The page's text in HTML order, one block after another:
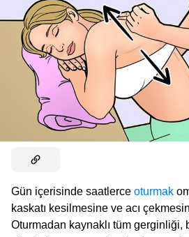
Gün içerisinde saatlerce oturmak
kaskatı kesilmesine ve acı
Oturmadan kaynaklı tüm gerginliği,